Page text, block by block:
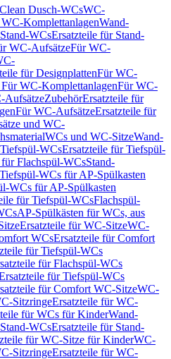
Dusch-WCsWC-
KomplettanlagenWand-
Stand-WCsErsatzteile für Stand-
WC-AufsätzeFür WC-
für DesignplattenFür WC-
WC-KomplettanlagenFür WC-
AufsätzeZubehörErsatzteile für
Für WC-AufsätzeErsatzteile für
und WC-
WCs und WC-SitzeWand-
Tiefspül-WCsErsatzteile für Tiefspül-
Flachspül-WCsStand-
Tiefspül-WCs für AP-Spülkasten
WCs für AP-Spülkasten
für Tiefspül-WCsFlachspül-
AP-Spülkästen für WCs, aus
Ersatzteile für WC-SitzeWC-
WCsErsatzteile für Comfort
für Tiefspül-WCs
für Flachspül-WCs
für Tiefspül-WCs
für Comfort WC-SitzeWC-
SitzringeErsatzteile für WC-
für WCs für KinderWand-
Stand-WCsErsatzteile für Stand-
für WC-Sitze für KinderWC-
SitzringeErsatzteile für WC-